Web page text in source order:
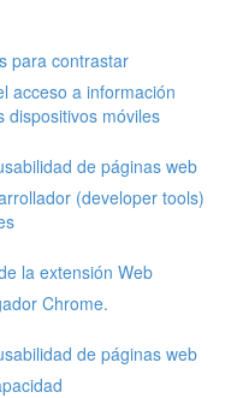
para contrastar
acceso a información
dispositivos móviles
de páginas web
(developer tools)
la extensión Web
Chrome.
de páginas web